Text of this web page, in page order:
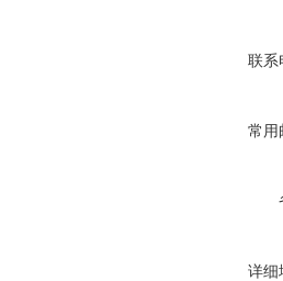
联系
常用
详细